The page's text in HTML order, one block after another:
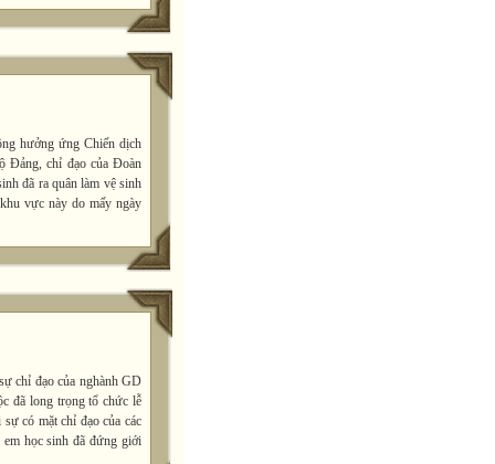
hưởng ứng Chiến dịch
Đảng, chỉ đạo của Đoàn
đã ra quân làm vệ sinh
vực này do mấy ngày
chỉ đạo của nghành GD
đã long trọng tổ chức lễ
có mặt chỉ đạo của các
học sinh đã đứng giới